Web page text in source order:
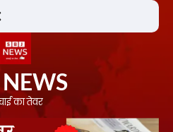
का तेवर